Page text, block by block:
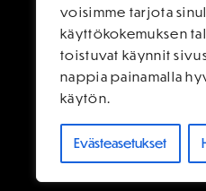
voisimme tarjota
käyttökokemuksen
toistuvat käynnit
nappia painamalla
käytön.
Evästeasetukset